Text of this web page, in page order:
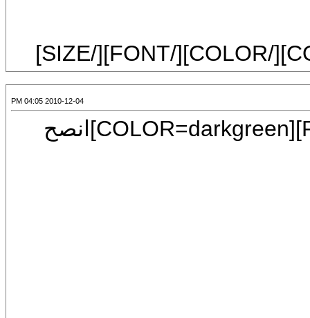
2010-12-04 04:05 PM
[CENTER][SIZE=6][FONT=Mudir MT][COLOR=darkgreen]انصح